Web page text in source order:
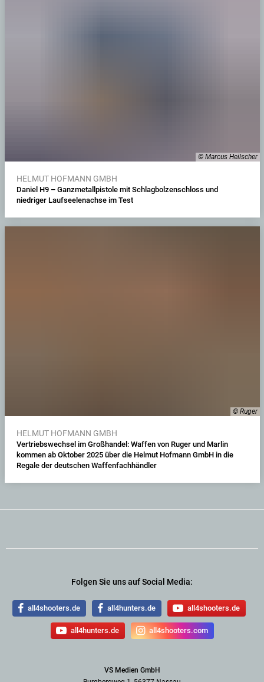
© Marcus Heilscher
HELMUT HOFMANN GMBH
Daniel H9 – Ganzmetallpistole mit Schlagbolzenschloss und
niedriger Laufseelenachse im Test
© Ruger
HELMUT HOFMANN GMBH
Vertriebswechsel im Großhandel: Waffen von Ruger und Marlin
kommen ab Oktober 2025 über die Helmut Hofmann GmbH in die
Regale der deutschen Waffenfachhändler
Folgen Sie uns auf Social Media:
all4shooters.de all4hunters.de all4shooters.de
all4hunters.de all4shooters.com
VS Medien GmbH